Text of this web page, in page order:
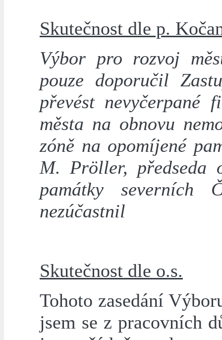
Skutečnost dle p.
Výbor pro rozvoj
pouze doporučil
převést nevyčerpané
města na obnovu
zóně na opomíjené
M. Pröller, předseda
památky
nezúčastnil
Skutečnost dle o.s.
Tohoto zasedání
jsem se z pracovních